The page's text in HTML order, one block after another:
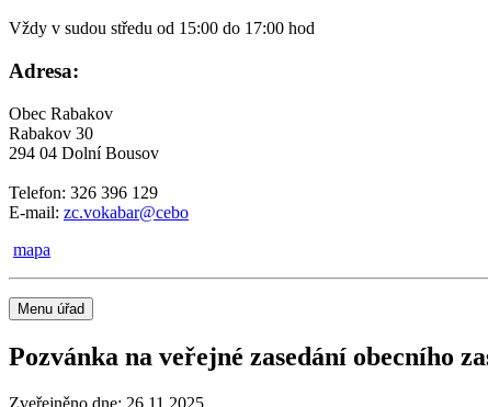
Vždy v sudou středu od 15:00 do 17:00 hod
Adresa:
Obec Rabakov
Rabakov 30
294 04 Dolní Bousov
Telefon: 326 396 129
E-mail: zc.vokabar@cebo
mapa
Menu úřad
Pozvánka na veřejné zasedání obecního
Zveřejněno dne: 26.11.2025